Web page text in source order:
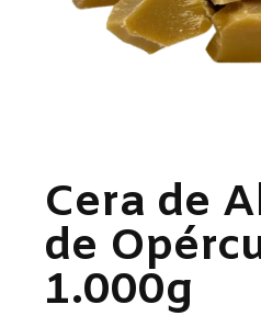
Cera de
de
1.000g